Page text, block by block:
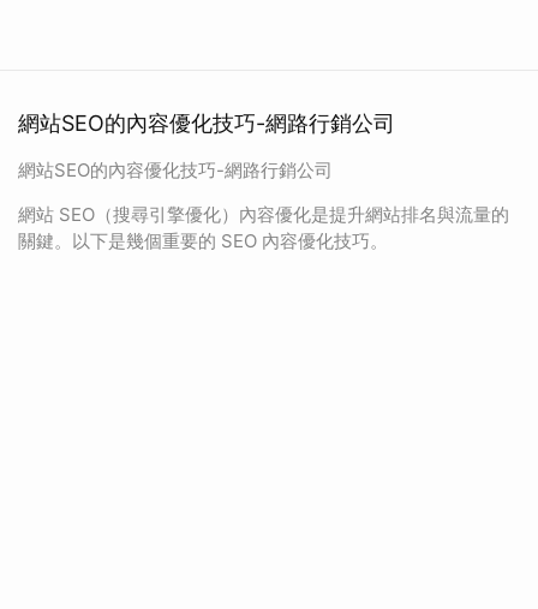
網站SEO的內容優化技巧-網路行銷公司
網站SEO的內容優化技巧-網路行銷公司
網站 SEO（搜尋引擎優化）內容優化是提升網站排名與流量的
關鍵。以下是幾個重要的 SEO 內容優化技巧。